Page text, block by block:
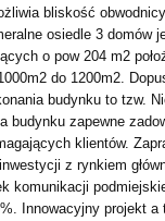
bliskość
osiedle 3 domów
o pow 204 m2
do 1200m2.
budynku to tzw.
budynku zapewne
klientów.
z rynkiem
komunikacji
Innowacyjny projekt